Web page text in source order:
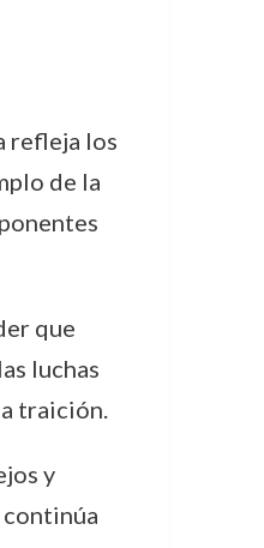
refleja los
de la
que
luchas
traición.
y